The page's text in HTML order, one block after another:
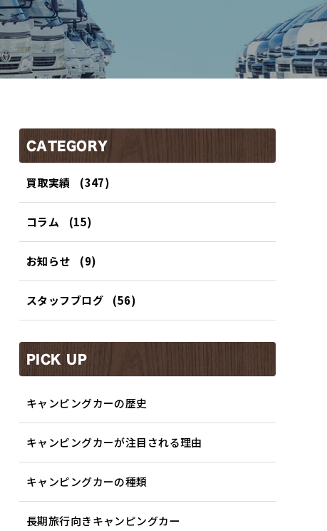
CATEGORY
買取実績 (347)
コラム (15)
お知らせ (9)
スタッフブログ (56)
PICK UP
キャンピングカーの歴史
キャンピングカーが注目される理由
キャンピングカーの種類
長期旅行向きキャンピングカー